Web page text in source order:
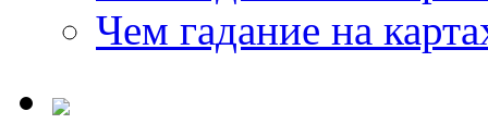
Чем гадание на